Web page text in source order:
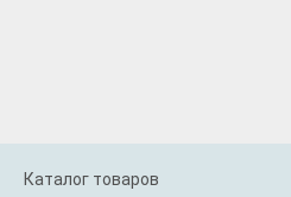
Каталог товаров